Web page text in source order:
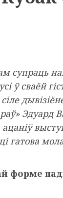
супраць
ў сваёй
Эдуард
гатова
форме